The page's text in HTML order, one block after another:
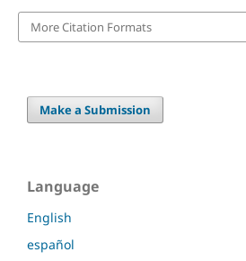
More Citation Formats
Make a Submission
Language
English
español